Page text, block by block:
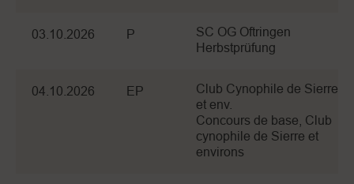
03.10.2026 P
SC OG Oftringen
Herbstprüfung
04.10.2026 EP
Club Cynophile de Sierre
et env.
Concours de base, Club
cynophile de Sierre et
environs